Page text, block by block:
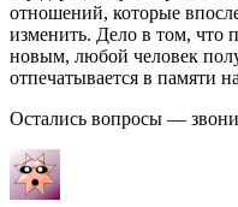
отношений, которые
изменить. Дело в том, что
новым, любой человек
отпечатывается в памяти
Остались вопросы —